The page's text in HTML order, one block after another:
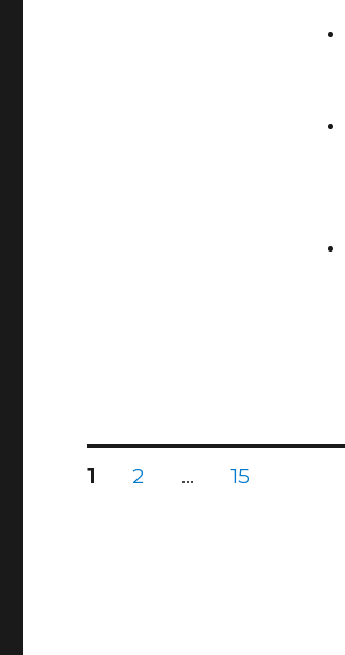
Artikkelien
SIVU
1 SIVU
2 … SIVU
15